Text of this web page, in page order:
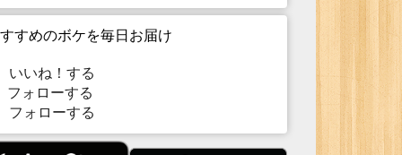
すめのボケを毎日お届け
いいね！する
ォローする
フォローする